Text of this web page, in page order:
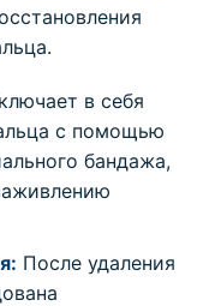
в себя
с помощью
бандажа,
После удаления